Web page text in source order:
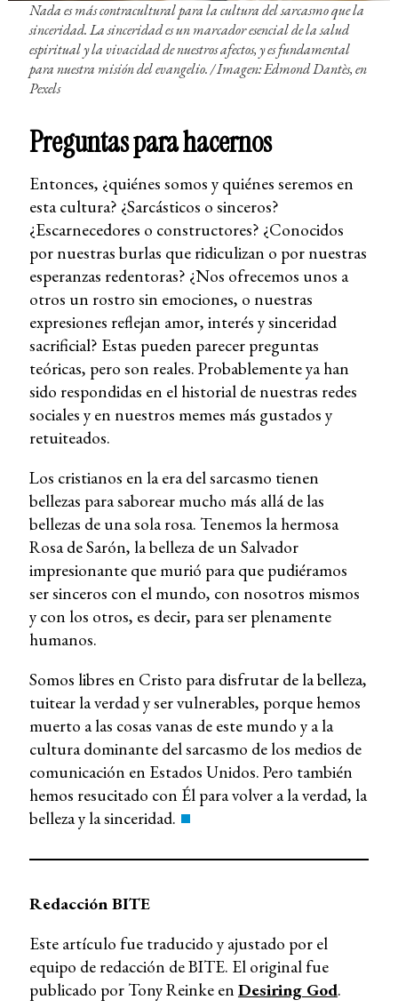
Nada es más contracultural para la cultura del sarcasmo que la
sinceridad. La sinceridad es un marcador esencial de la salud
espiritual y la vivacidad de nuestros afectos, y es fundamental
para nuestra misión del evangelio. / Imagen:Edmond Dantès, en
Pexels
Preguntas para hacernos
Entonces, ¿quiénes somos y quiénes seremos en
esta cultura? ¿Sarcásticos o sinceros?
¿Escarnecedores o constructores? ¿Conocidos
por nuestras burlas que ridiculizan o por nuestras
esperanzas redentoras? ¿Nos ofrecemos unos a
otros un rostro sin emociones, o nuestras
expresiones reflejan amor, interés y sinceridad
sacrificial? Estas pueden parecer preguntas
teóricas, pero son reales. Probablemente ya han
sido respondidas en el historial de nuestras redes
sociales y en nuestros memes más gustados y
retuiteados.
Los cristianos en la era del sarcasmo tienen
bellezas para saborear mucho más allá de las
bellezas de una sola rosa. Tenemos la hermosa
Rosa de Sarón, la belleza de un Salvador
impresionante que murió para que pudiéramos
ser sinceros con el mundo, con nosotros mismos
y con los otros, es decir, para ser plenamente
humanos.
Somos libres en Cristo para disfrutar de la belleza,
tuitear la verdad y ser vulnerables, porque hemos
muerto a las cosas vanas de este mundo y a la
cultura dominante del sarcasmo de los medios de
comunicación en Estados Unidos. Pero también
hemos resucitado con Él para volver a la verdad, la
belleza y la sinceridad.
Redacción BITE
Este artículo fue traducido y ajustado por el
equipo de redacción de BITE. El original fue
publicado por Tony Reinke en Desiring God.